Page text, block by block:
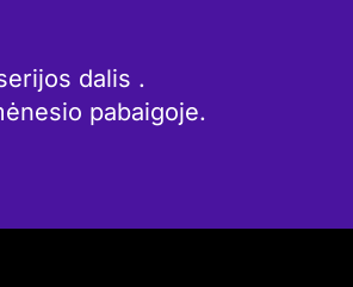
dalis .
pabaigoje.